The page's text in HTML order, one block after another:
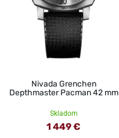
Nivada Grenchen
Depthmaster Pacman 42 mm
Skladom
1 449 €